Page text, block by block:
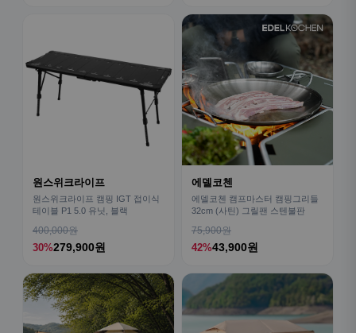
원스위크라이프
원스위크라이프 캠핑 IGT 접이식
테이블 P1 5.0 유닛, 블랙
400,000원
30%279,900원
에델코첸
에델코첸 캠프마스터 캠핑그리들
32cm (사틴) 그릴팬 스텐불판
75,900원
42%43,900원